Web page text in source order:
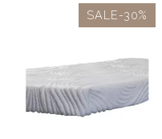
SALE-30%